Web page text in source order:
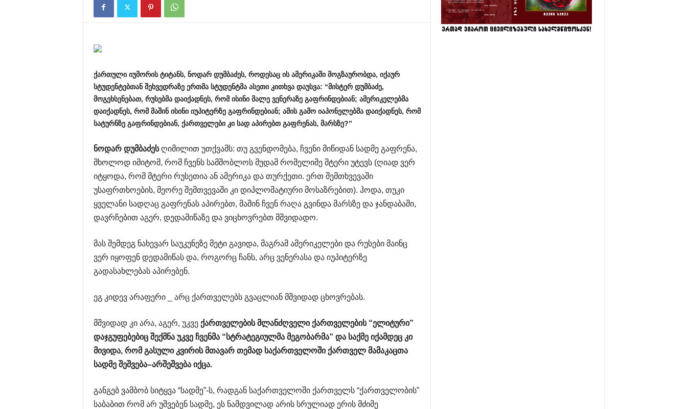
ქართული იუმორის ტიტანს, ნოდარ დუმბაძეს, როდესაც ის ამერიკაში მოგზაურობდა, იქაურ
სტუდენტებთან შეხვედრაზე ერთმა სტუდენტმა ასეთი კითხვა დაუსვა: “მისტერ დუმბაძე,
მოგეხსენებათ, რუსებმა დაიქადნეს, რომ ისინი მალე ვენერაზე გაფრინდებიან; ამერიკელებმა
დაიქადნეს, რომ მაშინ ისინი იუპიტერზე გაფრინდებიან; ამის გამო იაპონელებმა დაიქადნეს, რომ
სატურნზე გაფრინდებიან, ქართველები კი სად აპირებთ გაფრენას, მარსზე?”
ნოდარ დუმბაძესღიმილით უთქვამს: თუ გვენდომება, ჩვენი მიწიდან სადმე გაფრენა,
მხოლოდ იმიტომ, რომ ჩვენს სამშობლოს მუდამ რომელიმე მტერი უტევს (ღიად ვერ
იტყოდა, რომ მტერი რუსეთია ან ამერიკა და თურქეთი. ერთ შემთხვევაში
უსაფრთხოების, მეორე შემთვევაში კი დიპლომატიური მოსაზრებით). ჰოდა, თუკი
ყველანი სადღაც გაფრენას აპირებთ, მაშინ ჩვენ რაღა გვინდა მარსზე და ჯანდაბაში,
დავრჩებით აგერ, დედამიწაზე და ვიცხოვრებთ მშვიდადო.
მას შემდეგ ნახევარ საუკუნეზე მეტი გავიდა, მაგრამ ამერიკელები და რუსები მაინც
ვერ იყოფენ დედამიწას და, როგორც ჩანს, არც ვენერასა და იუპიტერზე
გადასახლებას აპირებენ.
ეგ კიდევ არაფერი _ არც ქართველებს გვაცლიან მშვიდად ცხოვრებას.
მშვიდად კი არა, აგერ, უკვე ქართველების მლანძღველი ქართველების“ელიტური”
დაჯგუფებებიც შექმნა უკვე ჩვენმა“სტრატეგიულმა მეგობარმა” და საქმე იქამდეც კი
მივიდა, რომ გასული კვირის მთავარ თემად საქართველოში ქართველ მამაკაცთა
სადმე შეშვება–არშეშვება იქცა.
განგებ ვამბობ სიტყვა “სადმე”-ს, რადგან საქართველოში ქართველს “ქართველობის”
საბაბით რომ არ უშვებენ სადმე, ეს ნამდვილად არის სრულიად ერის მძიმე